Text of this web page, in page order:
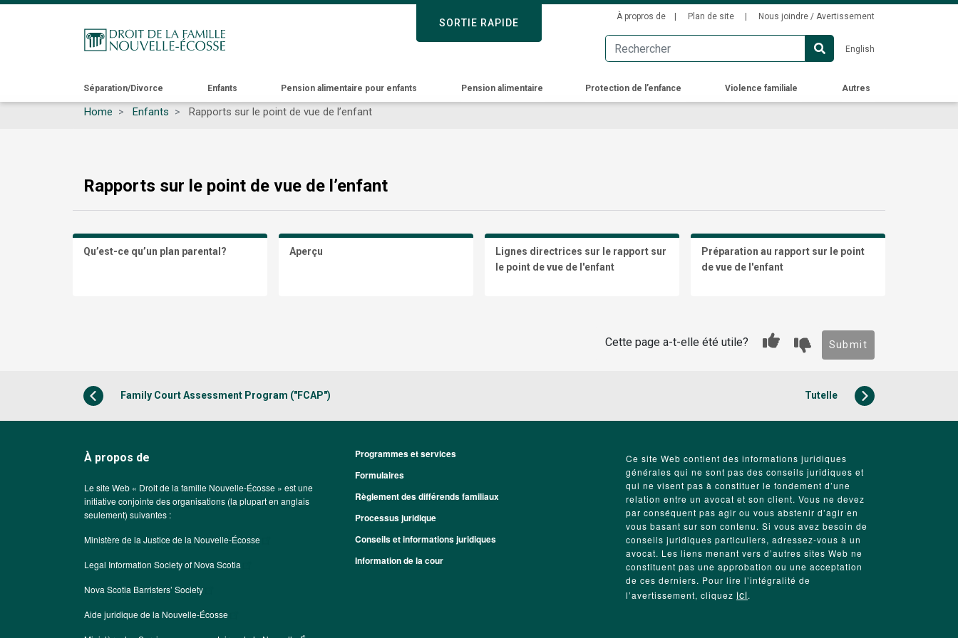
SORTIE RAPIDE
to
main
Secondary
Menu
À propros de Plan de site Nous joindre / Avertissement
English
SORTIE RAPIDE
Main
navigation
Séparation/Divorce Enfants Pension alimentaire pour enfants Pension alimentaire Protection de l’enfance Violence familiale Autres
Home Enfants Rapports sur le point de vue de l’enfant
Rapports sur le point de vue de l’enfant
Qu’est-ce qu’un plan parental? Aperçu
Lignes directrices sur le rapport sur
le point de vue de l'enfant
Préparation au rapport sur le point
de vue de l'enfant
Cette page a-t-elle été utile? Submit
Family Court Assessment Program ("FCAP") Tutelle
À propos de
Le site Web « Droit de la famille Nouvelle-Écosse » est une
initiative conjointe des organisations (la plupart en anglais
seulement) suivantes :
Ministère de la Justice de la Nouvelle-Écosse
Legal Information Society of Nova Scotia
Nova Scotia Barristers’ Society
Aide juridique de la Nouvelle-Écosse
Footer
Programmes et services
Formulaires
Règlement des différends familiaux
Processus juridique
Conseils et informations juridiques
Information de la cour
Ce site Web contient des informations juridiques
générales qui ne sont pas des conseils juridiques et
qui ne visent pas à constituer le fondement d’une
relation entre un avocat et son client. Vous ne devez
par conséquent pas agir ou vous abstenir d’agir en
vous basant sur son contenu. Si vous avez besoin de
conseils juridiques particuliers, adressez-vous à un
avocat. Les liens menant vers d’autres sites Web ne
constituent pas une approbation ou une acceptation
de ces derniers. Pour lire l’intégralité de
l’avertissement, cliquez ici.